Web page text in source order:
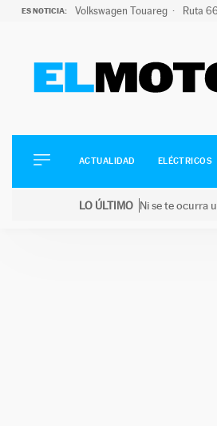
ES NOTICIA: Volkswagen Touareg Ruta 66
ELÉCTRICOS
CONDUCIR
ACTUALIDAD ELÉCTRICOS
LO ÚLTIMO Ni se te ocurra